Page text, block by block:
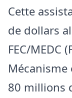
Cette
de dollars
FEC/MEDC
80 millions